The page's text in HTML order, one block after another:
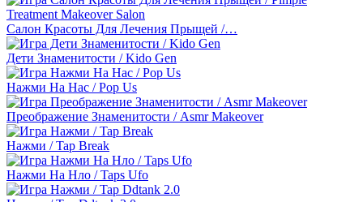
Салон Красоты Для Лечения Прыщей /…
Дети Знаменитости / Kido Gen
Нажми На Нас / Pop Us
Преображение Знаменитости / Asmr Makeover
Нажми / Tap Break
Нажми На Нло / Taps Ufo